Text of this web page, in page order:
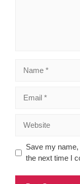
Save my
the next time I